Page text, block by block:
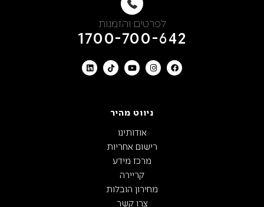
לפרטים והזמנות
1700-700-642
ניווט מהיר
אודותינו
רישום אחריות
מרכז מידע
קריירה
מחירון הובלות
צרו קשר